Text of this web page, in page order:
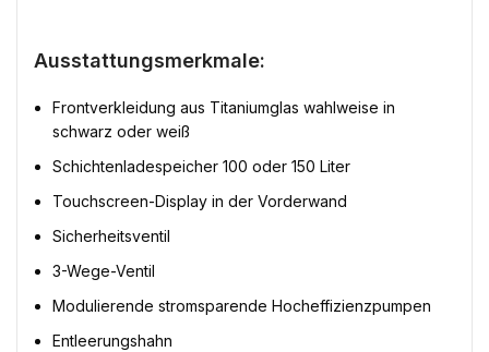
Ausstattungsmerkmale:
Frontverkleidung aus Titaniumglas wahlweise in
schwarz oder weiß
Schichtenladespeicher 100 oder 150 Liter
Touchscreen-Display in der Vorderwand
Sicherheitsventil
3-Wege-Ventil
Modulierende stromsparende Hocheffizienzpumpen
Entleerungshahn